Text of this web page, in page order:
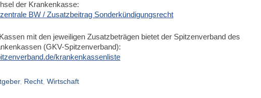
der Krankenkasse:
BW / Zusatzbeitrag Sonderkündigungsrecht
mit den jeweiligen Zusatzbeträgen bietet der Spitzenverband des
(GKV-Spitzenverband):
krankenkassenliste
, Recht, Wirtschaft